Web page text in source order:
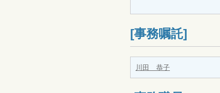
[事務嘱託]
川田 恭子